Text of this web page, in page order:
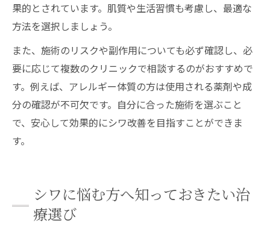
果的とされています。肌質や生活習慣も考慮し、最適な
方法を選択しましょう。
また、施術のリスクや副作用についても必ず確認し、必
要に応じて複数のクリニックで相談するのがおすすめで
す。例えば、アレルギー体質の方は使用される薬剤や成
分の確認が不可欠です。自分に合った施術を選ぶこと
で、安心して効果的にシワ改善を目指すことができま
す。
シワに悩む方へ知っておきたい治
療選び